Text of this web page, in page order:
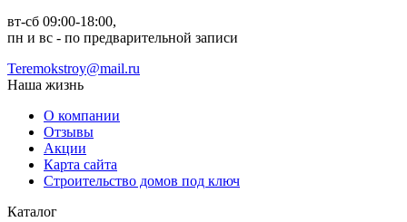
вт-сб 09:00-18:00,
пн и вс - по предварительной записи
Teremokstroy@mail.ru
Наша жизнь
О компании
Отзывы
Акции
Карта сайта
Строительство домов под ключ
Каталог